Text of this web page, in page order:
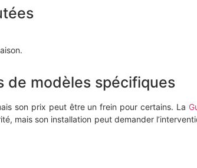
de modèles spécifiques
son prix peut être un frein pour certains. La
mais son installation peut demander